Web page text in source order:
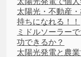
太陽光・不動産
持ちになれる！！
ミドルソーラー
功できるか？
太陽光発電と農